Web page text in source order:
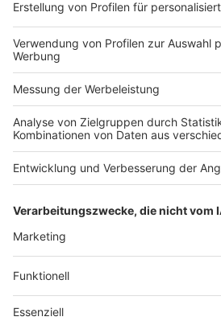
Impressum
AGB
Datenschutz
Barrierefreiheit
Service
Abo verwalten